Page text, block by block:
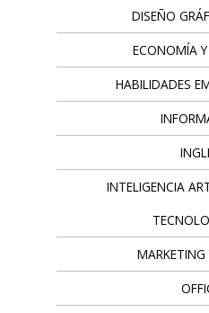
DISEÑO
ECONOMÍA
HABILIDADES
INTELIGENCIA
MARKETING